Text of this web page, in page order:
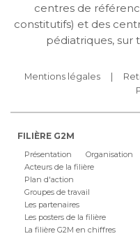
centres de
constitutifs) et des
pédiatriques, sur
Mentions légales
FILIÈRE G2M
Présentation
Organisation
Acteurs de la filière
Plan d'action
Groupes de travail
Les partenaires
Les posters de la filière
La filière G2M en chiffres